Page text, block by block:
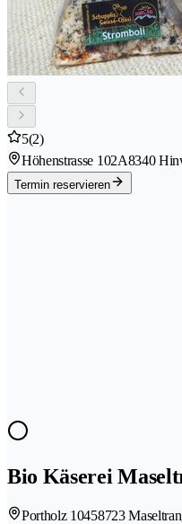
5(2)
Höhenstrasse 102A8340
Termin reservieren
Bio Käserei
Portholz 10458723